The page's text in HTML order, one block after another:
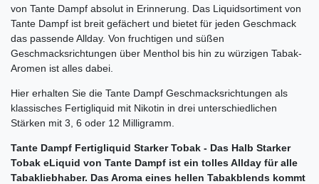
von Tante Dampf absolut in Erinnerung. Das Liquidsortiment von
Tante Dampf ist breit gefächert und bietet für jeden Geschmack
das passende Allday. Von fruchtigen und süßen
Geschmacksrichtungen über Menthol bis hin zu würzigen Tabak-
Aromen ist alles dabei.
Hier erhalten Sie die Tante Dampf Geschmacksrichtungen als
klassisches Fertigliquid mit Nikotin in drei unterschiedlichen
Stärken mit 3, 6 oder 12 Milligramm.
Tante Dampf Fertigliquid Starker Tobak - Das Halb Starker
Tobak eLiquid von Tante Dampf ist ein tolles Allday für alle
Tabakliebhaber. Das Aroma eines hellen Tabakblends kommt